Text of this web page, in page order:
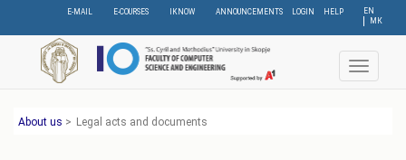
content
EN
МК
E-MAIL E-COURSES IKNOW ANNOUNCEMENTS LOGIN HELP
Toggle
About us > Legal acts and documents